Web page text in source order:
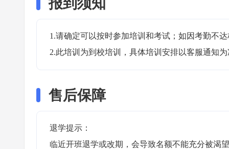
报到须知
1.请确定可以按时参加培训和考试；如因考勤不
2.此培训为到校培训，具体培训安排以客服通知
售后保障
退学提示：
临近开班退学或改期，会导致名额不能充分被渴